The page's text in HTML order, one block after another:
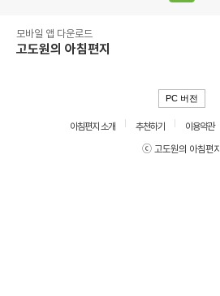
모바일 앱 다운로드
고도원의 아침편지
PC 버전
아침편지 소개 추천하기 이용약관
ⓒ 고도원의 아침편지